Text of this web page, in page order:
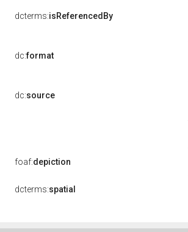
dcterms:isReferencedBy
dc:format
dc:source
foaf:depiction
dcterms:spatial